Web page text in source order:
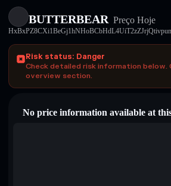
BUTTERBEAR Preço Hoje
Risk status: Danger
Check detailed risk information
overview section.
No price information available at